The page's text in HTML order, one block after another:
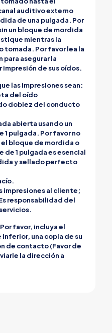
auditivo externo
de una pulgada. Por
un bloque de mordida
mientras la
tomada. Por favor lea la
asegurar la
de sus oídos.
las impresiones sean:
del oído
doblez del conducto
abierta usando un
pulgada. Por favor no
bloque de mordida o
de 1 pulgada es esencial
y sellado perfecto
impresiones al cliente;
responsabilidad del
favor, incluya el
una copia de su
de contacto (Favor de
la dirección a